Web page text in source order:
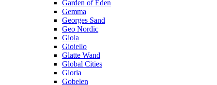
Garden of Eden
Gemma
Georges Sand
Geo Nordic
Gioia
Gioiello
Glatte Wand
Global Cities
Gloria
Gobelen